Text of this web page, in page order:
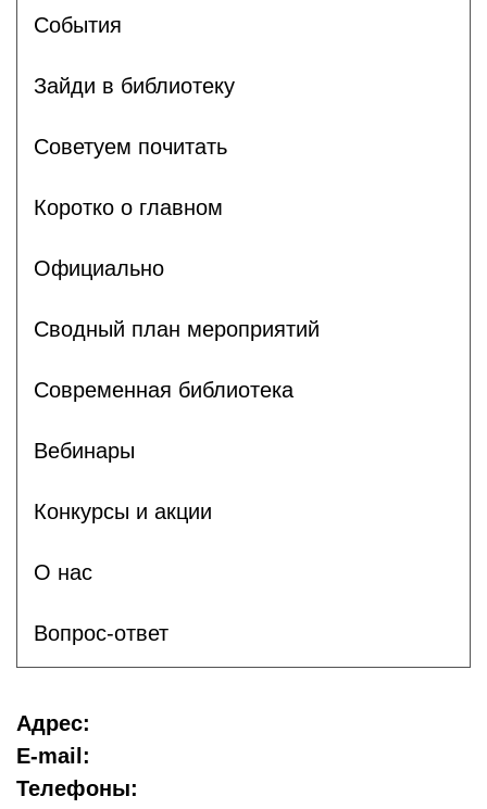
События
Зайди в библиотеку
Советуем почитать
Коротко о главном
Официально
Сводный план мероприятий
Современная библиотека
Вебинары
Конкурсы и акции
О нас
Вопрос-ответ
Адрес:
E-mail:
Телефоны: